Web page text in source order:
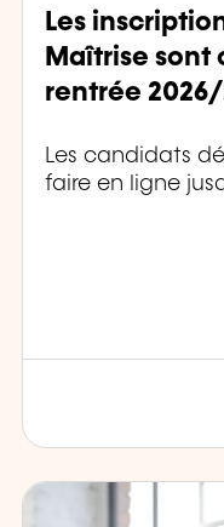
Les
Maîtrise sont
rentrée
Les candidats
faire en ligne